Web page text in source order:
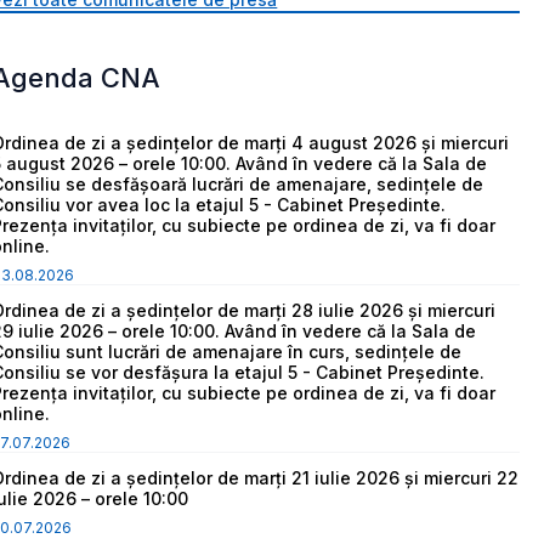
CNA
de zi a ședințelor de marți 4 august 2026 și miercuri
august 2026 – orele 10:00. Având în vedere că la Sala de
se desfășoară lucrări de amenajare, sedințele de
vor avea loc la etajul 5 - Cabinet Președinte.
invitaților, cu subiecte pe ordinea de zi, va fi doar
de zi a ședințelor de marți 28 iulie 2026 și miercuri
iulie 2026 – orele 10:00. Având în vedere că la Sala de
sunt lucrări de amenajare în curs, sedințele de
se vor desfășura la etajul 5 - Cabinet Președinte.
invitaților, cu subiecte pe ordinea de zi, va fi doar
de zi a ședințelor de marți 21 iulie 2026 și miercuri 22
2026 – orele 10:00